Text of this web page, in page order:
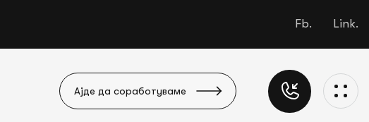
Fb. Link.
Ајде да соработуваме